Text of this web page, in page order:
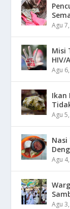
Agu
Misi
HIV/
Agu
Ikan
Agu
Nasi
Agu
Agu